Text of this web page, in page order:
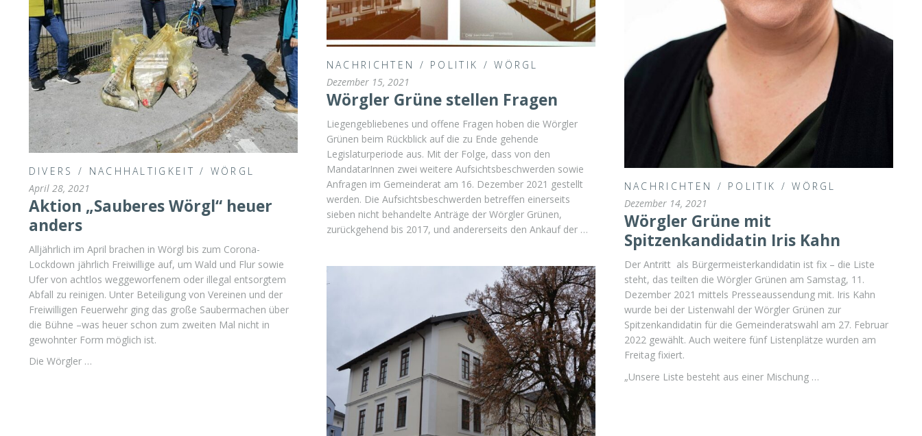
NACHRICHTEN / POLITIK /WÖRGL
Dezember 15, 2021
Wörgler Grüne stellen Fragen
Liegengebliebenes und offene Fragen hoben die Wörgler
Grünen beim Rückblick auf die zu Ende gehende
Legislaturperiode aus. Mit der Folge, dass von den
MandatarInnen zwei weitere Aufsichtsbeschwerden sowie
Anfragen im Gemeinderat am 16. Dezember 2021 gestellt
werden. Die Aufsichtsbeschwerden betreffen einerseits
sieben nicht behandelte Anträge der Wörgler Grünen,
zurückgehend bis 2017, und andererseits den Ankauf der …
NACHRICHTEN / POLITIK /WÖRGL
Dezember 14, 2021
Wörgler Grüne mit
Spitzenkandidatin Iris Kahn
Der Antritt als Bürgermeisterkandidatin ist fix – die Liste
steht, das teilten die Wörgler Grünen am Samstag, 11.
Dezember 2021 mittels Presseaussendung mit. Iris Kahn
wurde bei der Listenwahl der Wörgler Grünen zur
Spitzenkandidatin für die Gemeinderatswahl am 27. Februar
2022 gewählt. Auch weitere fünf Listenplätze wurden am
Freitag fixiert.
„Unsere Liste besteht aus einer Mischung …
DIVERS / NACHHALTIGKEIT / WÖRGL
April 28, 2021
Aktion „Sauberes Wörgl“ heuer
anders
Alljährlich im April brachen in Wörgl bis zum Corona-
Lockdown jährlich Freiwillige auf, um Wald und Flur sowie
Ufer von achtlos weggeworfenem oder illegal entsorgtem
Abfall zu reinigen. Unter Beteiligung von Vereinen und der
Freiwilligen Feuerwehr ging das große Saubermachen über
die Bühne –was heuer schon zum zweiten Mal nicht in
gewohnter Form möglich ist.
Die Wörgler …